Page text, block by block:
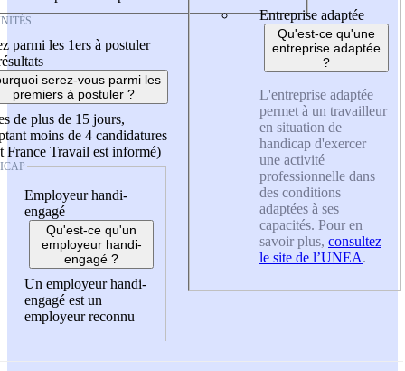
parmi les 1ers à postuler
serez-vous parmi les
premiers à postuler ?
de plus de 15 jours,
moins de 4 candidatures
France Travail est informé)
Employeur handi-
engagé
Qu'est-ce qu'un
employeur handi-
engagé ?
Un employeur handi-
engagé est un
employeur reconnu
Entreprise adaptée
Qu'est-ce qu'une
entreprise adaptée
?
L'entreprise adaptée
permet à un travailleur
en situation de
handicap d'exercer
une activité
professionnelle dans
des conditions
adaptées à ses
capacités. Pour en
savoir plus, consultez
le site de l’UNEA.